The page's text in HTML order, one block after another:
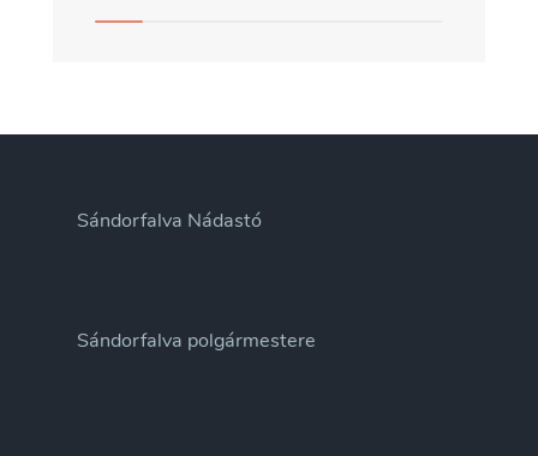
Sándorfalva Nádastó
Sándorfalva polgármestere